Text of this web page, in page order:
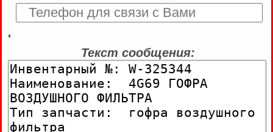
'
Текст сообщения: